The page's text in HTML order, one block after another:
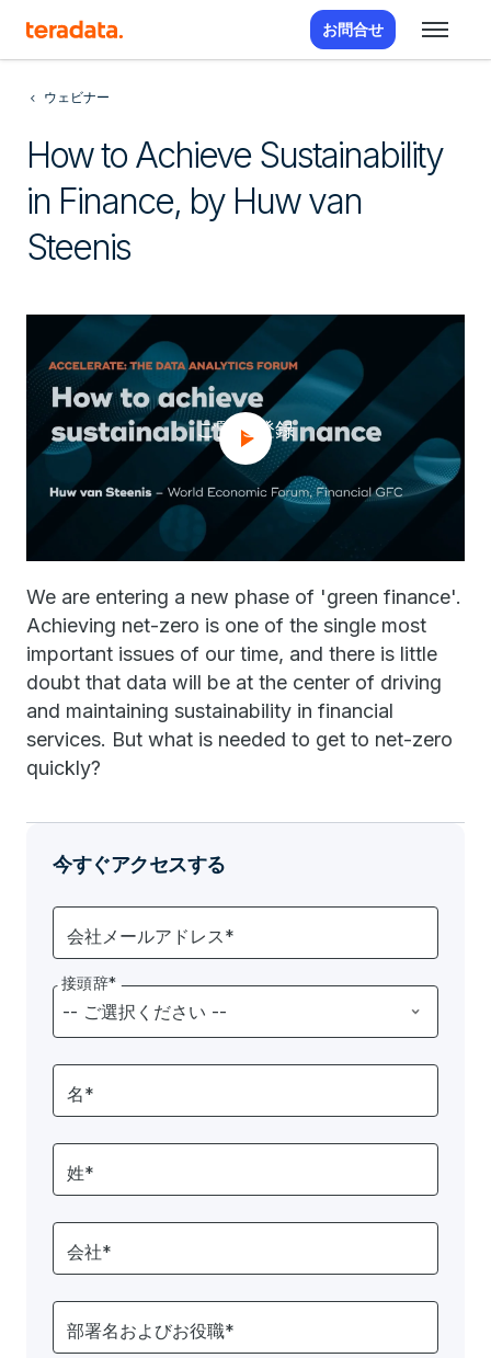
お問合せ
ウェビナー
How to Achieve Sustainability
in Finance, by Huw van
Steenis
ご覧に登録
We are entering a new phase of 'green finance'.
Achieving net-zero is one of the single most
important issues of our time, and there is little
doubt that data will be at the center of driving
and maintaining sustainability in financial
services. But what is needed to get to net-zero
quickly?
今すぐアクセスする
会社メールアドレス*
接頭辞*
名*
姓*
会社*
部署名およびお役職*